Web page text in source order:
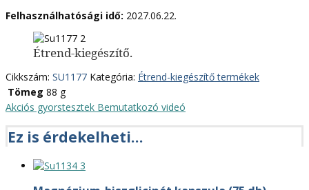
Felhasználhatósági idő: 2027.06.22.
Étrend-kiegészítő.
Cikkszám: SU1177 Kategória: Étrend-kiegészítő termékek
Tömeg 88 g
Akciós gyorstesztek Bemutatkozó videó
Ez is érdekelheti…